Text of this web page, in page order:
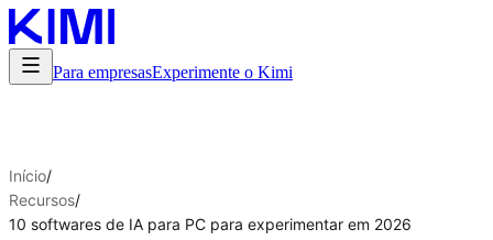
Para empresasExperimente o Kimi
Início/
Recursos/
10 softwares de IA para PC para experimentar em 2026